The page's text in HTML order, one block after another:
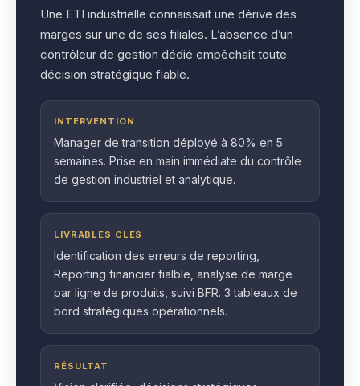
Une ETI industrielle connaissait une dérive des
marges sur une de ses filiales. L’absence d’un
contrôleur de gestion dédié empêchait toute
décision stratégique fiable.
INTERVENTION
Manager de transition déployé à 80% en 5
semaines. Prise en main immédiate du contrôle
de gestion industriel et analytique.
LIVRABLES CLÉS
Identification des erreurs de reporting,
Reporting financier fialble, analyse de marge
par ligne de produits, suivi BFR. 3 tableaux de
bord stratégiques opérationnels.
RÉSULTAT